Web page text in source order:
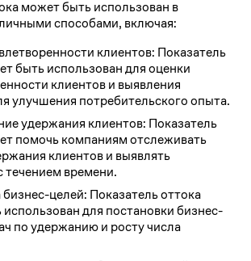
может быть использован в
способами, включая:
клиентов: Показатель
быть использован для оценки
клиентов и выявления
улучшения потребительского опыта.
удержания клиентов: Показатель
помочь компаниям отслеживать
клиентов и выявлять
течением времени.
целей: Показатель оттока
для постановки бизнес-
по удержанию и росту числа